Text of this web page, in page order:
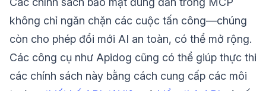
không chỉ ngăn chặn các cuộc tấn công—chúng
còn cho phép đổi mới AI an toàn, có thể mở rộng.
Các công cụ như Apidog cũng có thể giúp thực thi
các chính sách này bằng cách cung cấp các môi